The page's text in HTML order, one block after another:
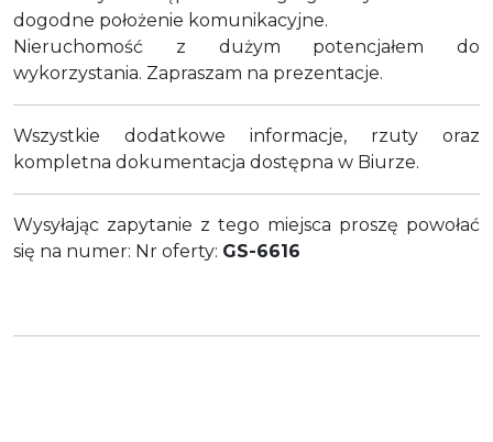
dogodne położenie komunikacyjne.
Nieruchomość z dużym potencjałem do
wykorzystania. Zapraszam na prezentacje.
Wszystkie dodatkowe informacje, rzuty oraz
kompletna dokumentacja dostępna w Biurze.
Wysyłając zapytanie z tego miejsca proszę powołać
się na numer: Nr oferty: GS-6616